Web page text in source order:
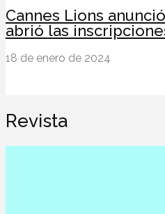
Cannes Lions
abrió las
18 de enero de 2024
Revista